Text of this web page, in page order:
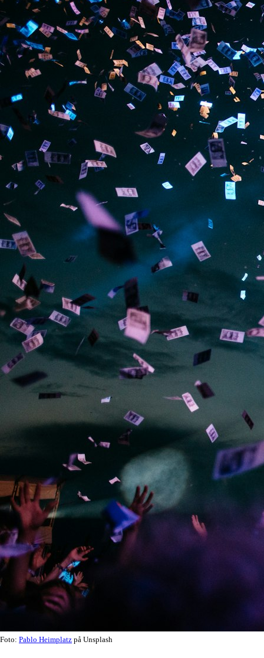
Foto: Pablo Heimplatz på Unsplash